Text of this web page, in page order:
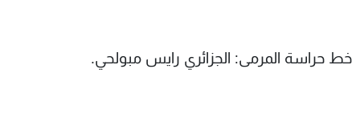
خط حراسة المرمى: الجزائري رايس مبولحي.